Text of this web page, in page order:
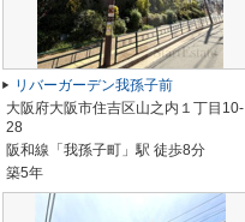
リバーガーデン我孫子前
大阪府大阪市住吉区山之内１丁目10-
28
阪和線「我孫子町」駅 徒歩8分
築5年